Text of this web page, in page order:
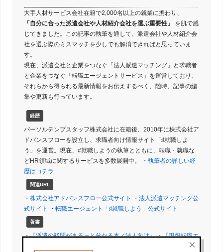
大手人材サービス会社在籍で2,000名以上の就業に携わり、
「自分に合った派遣会社や人材紹介会社を選ぶ重要性」
を肌で感
じてきました。この記事の執筆を通して、派遣会社や人材紹介会
社を選ぶ際のミスマッチを少しでも解消できればと思っていま
す。
現在、派遣会社と企業をつなぐ「法人派遣マッチング」と求職者
と企業をつなぐ「転職エージェントサービス」を運営しており、
それらから得られる最新情報をお伝えするべく、随時、記事の編
集や更新も行っています。
経歴
パーソルテンプスタッフ株式会社に在籍後、2010年に株式会社ア
ドバンスフローを設立し、求職者向け情報サイト「♯就職しよ
う」を運営。現在、#就職しようの執筆とともに、転職・就職な
どHR領域に関するサービスを多数展開中。 ・ 執筆者の詳しい経
歴はコチラ
関連URL
・ 株式会社アドバンスフロー公式サイト ・ 法人派遣マッチング公
式サイト
・ 転職エージェント「♯就職しよう」公式サイト
著書
・『派遣の疑問がまるっと分かる本／法人向け』・『現役転職エ
×